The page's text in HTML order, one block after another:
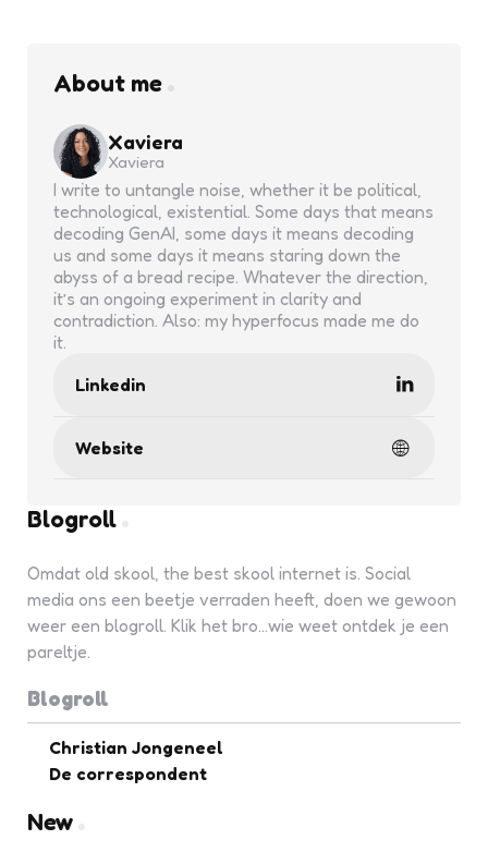
About me
Xaviera
Xaviera
I write to untangle noise, whether it be political,
technological, existential. Some days that means
decoding GenAI, some days it means decoding
us and some days it means staring down the
abyss of a bread recipe. Whatever the direction,
it’s an ongoing experiment in clarity and
contradiction. Also: my hyperfocus made me do
it.
Linkedin
Website
Blogroll
Omdat old skool, the best skool internet is. Social
media ons een beetje verraden heeft, doen we gewoon
weer een blogroll. Klik het bro...wie weet ontdek je een
pareltje.
Blogroll
Christian Jongeneel
De correspondent
New